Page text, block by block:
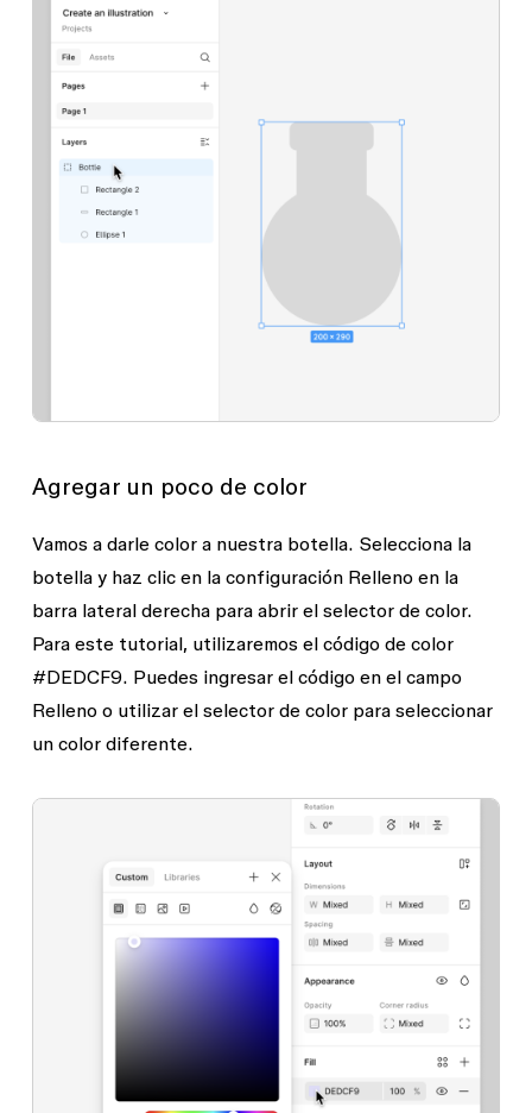
Agregar un poco de color
Vamos a darle color a nuestra botella. Selecciona la
botella y haz clic en la configuración Relleno en la
barra lateral derecha para abrir el selector de color.
Para este tutorial, utilizaremos el código de color
#DEDCF9. Puedes ingresar el código en el campo
Relleno o utilizar el selector de color para seleccionar
un color diferente.